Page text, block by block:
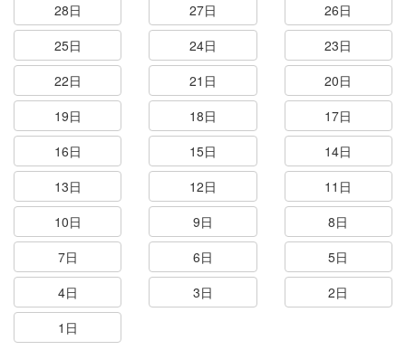
28日
27日
26日
25日
24日
23日
22日
21日
20日
19日
18日
17日
16日
15日
14日
13日
12日
11日
10日
9日
8日
7日
6日
5日
4日
3日
2日
1日